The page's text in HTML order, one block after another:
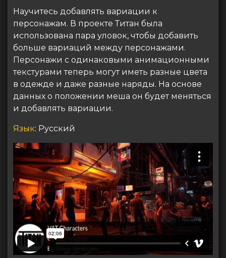
Научитесь добавлять вариации к
персонажам. В проекте Титан была
использована пара уловок, чтобы добавить
больше вариаций между персонажами.
Персонажи с одинаковыми анимационными
текстурами теперь могут иметь разные цвета
в одежде и даже разные наряды. На основе
данных о положении меша он будет меняться
и добавлять вариации.
Язык: Русский